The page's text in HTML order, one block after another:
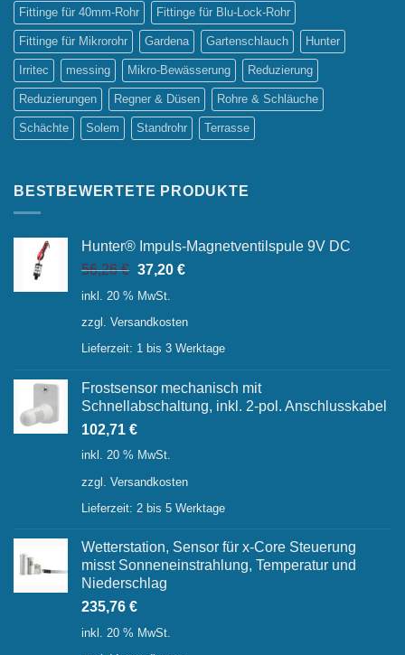
Fittinge für 40mm-Rohr Fittinge für Blu-Lock-Rohr
Fittinge für Mikrorohr Gardena Gartenschlauch Hunter
Irritec messing Mikro-Bewässerung Reduzierung
Reduzierungen Regner & Düsen Rohre & Schläuche
Schächte Solem Standrohr Terrasse
BESTBEWERTETE PRODUKTE
Hunter® Impuls-Magnetventilspule 9V DC
56,26€ Ursprünglicher
Preis
56,26 €
37,20 €Aktueller
37,20 €.
inkl. 20 % MwSt.
zzgl. Versandkosten
Lieferzeit: 1 bis 3 Werktage
Frostsensor mechanisch mit
Schnellabschaltung, inkl. 2-pol. Anschlusskabel
102,71 €
inkl. 20 % MwSt.
zzgl. Versandkosten
Lieferzeit: 2 bis 5 Werktage
Wetterstation, Sensor für x-Core Steuerung
misst Sonneneinstrahlung, Temperatur und
Niederschlag
235,76 €
inkl. 20 % MwSt.